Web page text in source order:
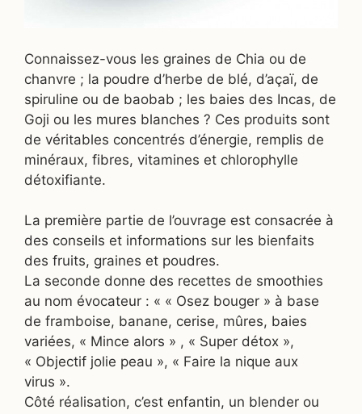
Connaissez-vous les graines de Chia ou de
chanvre ; la poudre d’herbe de blé, d’açaï, de
spiruline ou de baobab ; les baies des Incas, de
Goji ou les mures blanches ? Ces produits sont
de véritables concentrés d’énergie, remplis de
minéraux, fibres, vitamines et chlorophylle
détoxifiante.
La première partie de l’ouvrage est consacrée à
des conseils et informations sur les bienfaits
des fruits, graines et poudres.
La seconde donne des recettes de smoothies
au nom évocateur : « « Osez bouger » à base
de framboise, banane, cerise, mûres, baies
variées, « Mince alors » , « Super détox »,
« Objectif jolie peau », « Faire la nique aux
virus ».
Côté réalisation, c’est enfantin, un blender ou